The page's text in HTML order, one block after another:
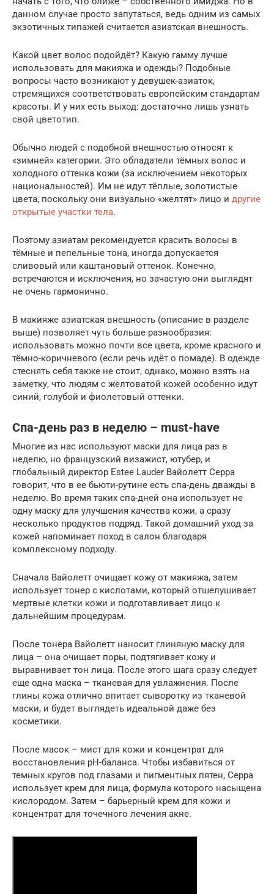
данном случае просто запутаться, ведь одним из самых
экзотичных типажей считается азиатская внешность.
Какой цвет волос подойдёт? Какую гамму лучше
использовать для макияжа и одежды? Подобные
вопросы часто возникают у девушек-азиаток,
стремящихся соответствовать европейским стандартам
красоты. И у них есть выход: достаточно лишь узнать
свой цветотип.
Обычно людей с подобной внешностью относят к
«зимней» категории. Это обладатели тёмных волос и
холодного оттенка кожи (за исключением некоторых
национальностей). Им не идут тёплые, золотистые
цвета, поскольку они визуально «желтят» лицо и другие
открытые участки тела.
Поэтому азиатам рекомендуется красить волосы в
тёмные и пепельные тона, иногда допускается
сливовый или каштановый оттенок. Конечно,
встречаются и исключения, но зачастую они выглядят
не очень гармонично.
В макияже азиатская внешность (описание в разделе
выше) позволяет чуть больше разнообразия:
использовать можно почти все цвета, кроме красного и
тёмно-коричневого (если речь идёт о помаде). В одежде
стеснять себя также не стоит, однако, можно взять на
заметку, что людям с желтоватой кожей особенно идут
синий, голубой и фиолетовый оттенки.
Спа-день раз в неделю – must-have
Многие из нас используют маски для лица раз в
неделю, но французский визажист, ютубер, и
глобальный директор Estee Lauder Вайолетт Серра
говорит, что в ее бьюти-рутине есть спа-день дважды в
неделю. Во время таких спа-дней она использует не
одну маску для улучшения качества кожи, а сразу
несколько продуктов подряд. Такой домашний уход за
кожей напоминает поход в салон благодаря
комплексному подходу.
Сначала Вайолетт очищает кожу от макияжа, затем
использует тонер с кислотами, который отшелушивает
мертвые клетки кожи и подготавливает лицо к
дальнейшим процедурам.
После тонера Вайолетт наносит глиняную маску для
лица – она очищает поры, подтягивает кожу и
выравнивает тон лица. После этого шага сразу следует
еще одна маска – тканевая для увлажнения. После
глины кожа отлично впитает сыворотку из тканевой
маски, и будет выглядеть идеальной даже без
косметики.
После масок – мист для кожи и концентрат для
восстановления pH-баланса. Чтобы избавиться от
темных кругов под глазами и пигментных пятен, Серра
использует крем для лица, формула которого насыщена
кислородом. Затем – барьерный крем для кожи и
концентрат для точечного лечения акне.